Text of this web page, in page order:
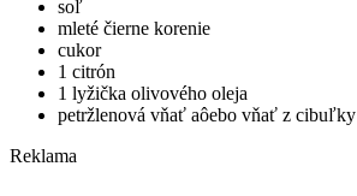
soľ
mleté čierne korenie
cukor
1 citrón
1 lyžička olivového oleja
petržlenová vňať aôebo vňať z cibuľky
Reklama